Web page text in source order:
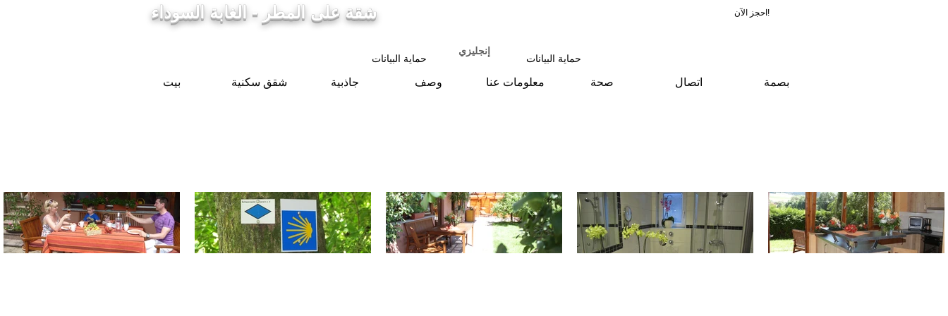
احجز الآن! شقة على المطر - الغابة السوداء
حماية البيانات
إنجليزي
حماية البيانات
بيت وصف جاذبية شقق سكنية معلومات عنا صحة اتصال بصمة